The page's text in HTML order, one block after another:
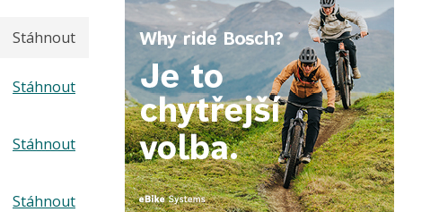
Stáhnout
Stáhnout
Stáhnout
Stáhnout